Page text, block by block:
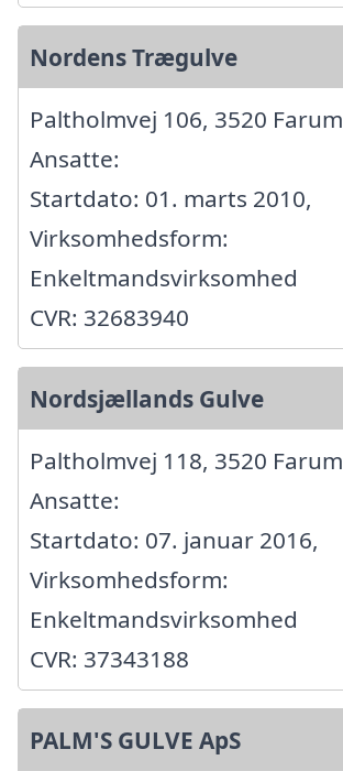
Nordens Trægulve
Paltholmvej 106, 3520 Farum
Ansatte:
Startdato: 01. marts 2010,
Virksomhedsform:
Enkeltmandsvirksomhed
CVR: 32683940
Nordsjællands Gulve
Paltholmvej 118, 3520 Farum
Ansatte:
Startdato: 07. januar 2016,
Virksomhedsform:
Enkeltmandsvirksomhed
CVR: 37343188
PALM'S GULVE ApS